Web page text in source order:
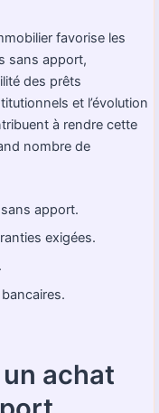
favorise les
sans apport,
des prêts
et l’évolution
à rendre cette
nombre de
apport.
exigées.
achat